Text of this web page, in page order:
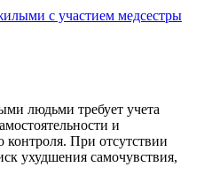
с участием медсестры
людьми требует учета
и
контроля. При отсутствии
ухудшения самочувствия,